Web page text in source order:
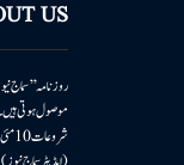
US
روزنامہ ’’سماج